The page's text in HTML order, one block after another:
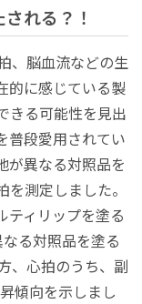
れる？！
、脳血流などの生
的に感じている製
きる可能性を見出
普段愛用されてい
が異なる対照品を
測定しました。
ティリップを塗る
る対照品を塗る
、心拍のうち、副
傾向を示しまし